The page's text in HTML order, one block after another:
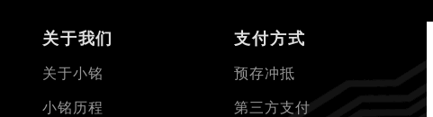
关于我们
关于小铭
小铭历程
支付方式
预存冲抵
第三方支付